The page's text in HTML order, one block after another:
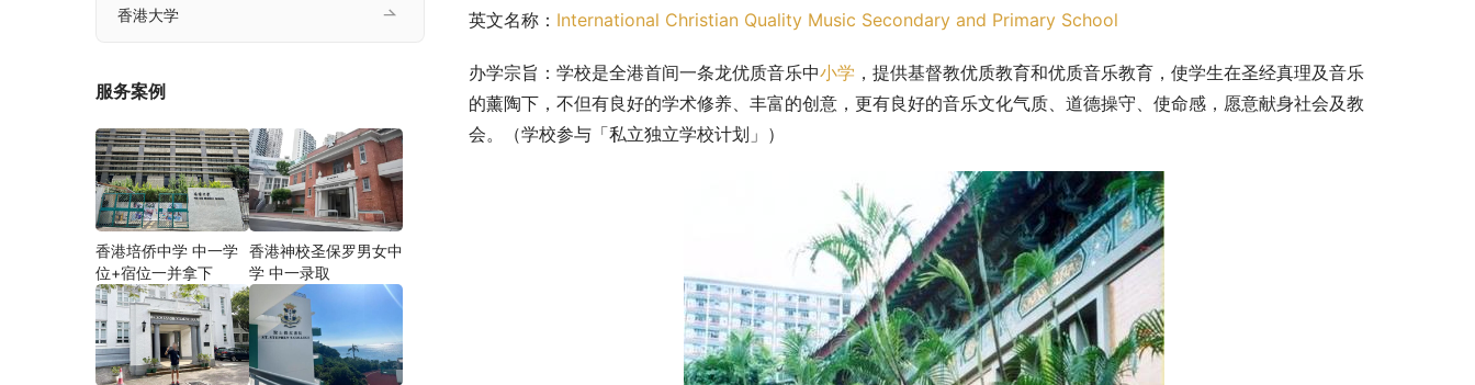
英文名称： International Christian Quality Music Secondary and Primary School
办学宗旨：学校是全港首间一条龙优质音乐中小学 ，提供基督教优质教育和优质音乐教育，使学生在圣经真理及音乐
的薰陶下，不但有良好的学术修养、丰富的创意，更有良好的音乐文化气质、道德操守、使命感，愿意献身社会及教
会。（学校参与「私立独立学校计划」）
香港大学
服务案例
香港培侨中学 中一学
位+宿位一并拿下
香港神校圣保罗男女中
学 中一录取